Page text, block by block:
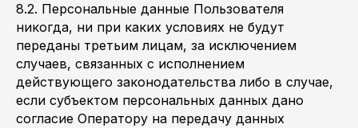
8.2. Персональные данные Пользователя
никогда, ни при каких условиях не будут
переданы третьим лицам, за исключением
случаев, связанных с исполнением
действующего законодательства либо в случае,
если субъектом персональных данных дано
согласие Оператору на передачу данных